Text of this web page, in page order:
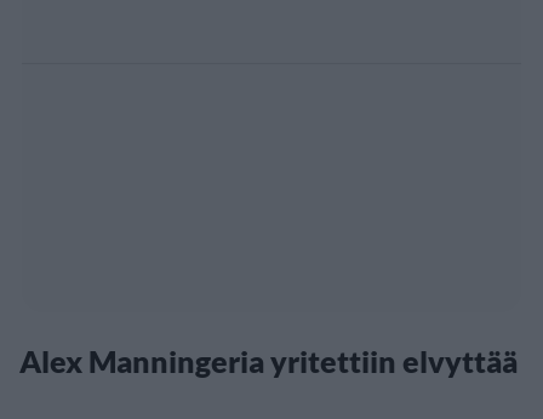
Alex Manningeria yritettiin elvyttää